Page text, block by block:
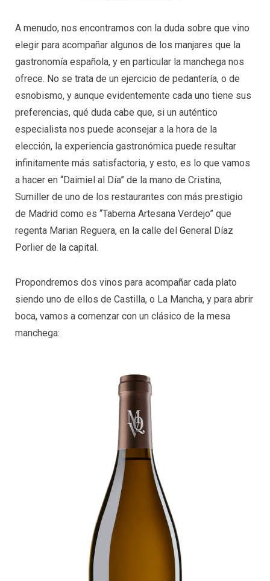
A menudo, nos encontramos con la duda sobre que vino
elegir para acompañar algunos de los manjares que la
gastronomía española, y en particular la manchega nos
ofrece. No se trata de un ejercicio de pedantería, o de
esnobismo, y aunque evidentemente cada uno tiene sus
preferencias, qué duda cabe que, si un auténtico
especialista nos puede aconsejar a la hora de la
elección, la experiencia gastronómica puede resultar
infinitamente más satisfactoria, y esto, es lo que vamos
a hacer en “Daimiel al Día” de la mano de Cristina,
Sumiller de uno de los restaurantes con más prestigio
de Madrid como es “Taberna Artesana Verdejo” que
regenta Marian Reguera, en la calle del General Díaz
Porlier de la capital.
Propondremos dos vinos para acompañar cada plato
siendo uno de ellos de Castilla, o La Mancha, y para abrir
boca, vamos a comenzar con un clásico de la mesa
manchega: